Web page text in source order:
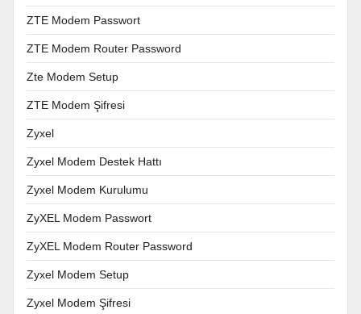
ZTE Modem Passwort
ZTE Modem Router Password
Zte Modem Setup
ZTE Modem Şifresi
Zyxel
Zyxel Modem Destek Hattı
Zyxel Modem Kurulumu
ZyXEL Modem Passwort
ZyXEL Modem Router Password
Zyxel Modem Setup
Zyxel Modem Şifresi